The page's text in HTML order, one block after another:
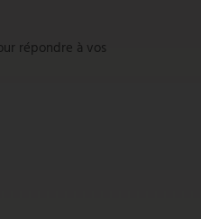
répondre à vos